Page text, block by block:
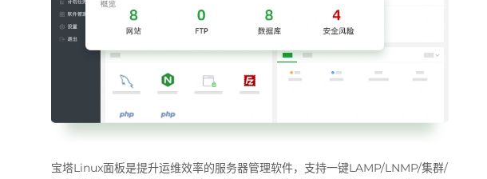
宝塔Linux面板是提升运维效率的服务器管理软件，支持一键LAMP/LNMP/集群/